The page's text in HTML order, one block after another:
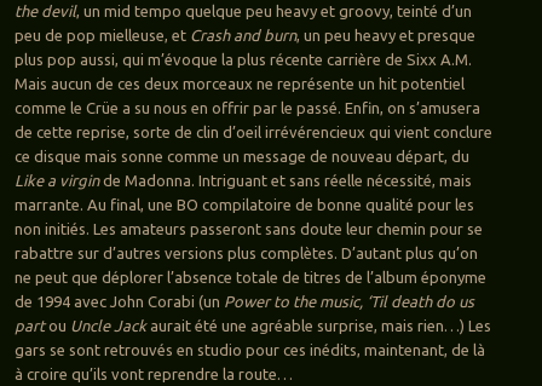
the devil, un mid tempo quelque peu heavy et groovy, teinté d’un
peu de pop mielleuse, et Crash and burn, un peu heavy et presque
plus pop aussi, qui m’évoque la plus récente carrière de Sixx A.M.
Mais aucun de ces deux morceaux ne représente un hit potentiel
comme le Crüe a su nous en offrir par le passé. Enfin, on s’amusera
de cette reprise, sorte de clin d’oeil irrévérencieux qui vient conclure
ce disque mais sonne comme un message de nouveau départ, du
Like a virginde Madonna. Intriguant et sans réelle nécessité, mais
marrante. Au final, une BO compilatoire de bonne qualité pour les
non initiés. Les amateurs passeront sans doute leur chemin pour se
rabattre sur d’autres versions plus complètes. D’autant plus qu’on
ne peut que déplorer l’absence totale de titres de l’album éponyme
de 1994 avec John Corabi (un Power to the music, ‘Til death do us
partou Uncle Jackaurait été une agréable surprise, mais rien…) Les
gars se sont retrouvés en studio pour ces inédits, maintenant, de là
à croire qu’ils vont reprendre la route…